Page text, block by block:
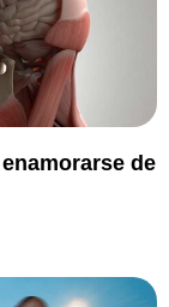
de